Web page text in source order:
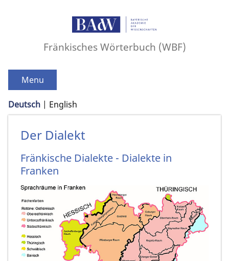
Fränkisches Wörterbuch (WBF)
Menu
Deutsch English
Der Dialekt
Fränkische Dialekte - Dialekte in
Franken